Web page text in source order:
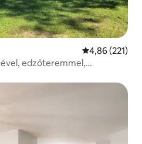
Átlagos
4,86 (221)
edzőteremmel,